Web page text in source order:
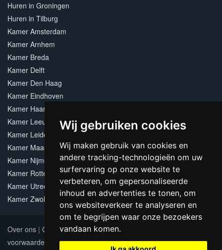
Wij gebruiken cookies
Wij maken gebruik van cookies en
andere tracking-technologieën om uw
surfervaring op onze website te
verbeteren, om gepersonaliseerde
inhoud en advertenties te tonen, om
ons websiteverkeer te analyseren en
om te begrijpen waar onze bezoekers
vandaan komen.
Huren in Groningen
Huren in Tilburg
Kamer Amsterdam
Kamer Arnhem
Kamer Breda
Kamer Delft
Kamer Den Haag
Kamer Eindhoven
Kamer Haarlem
Kamer Leeuwarden
Kamer Leiden
Kamer Maastricht
Kamer Nijmegen
Kamer Rotterdam
Kamer Utrecht
Kamer Zwolle
Over ons | Contact|Adverteren|Sitemap
voorwaarden
Update cookies preferences